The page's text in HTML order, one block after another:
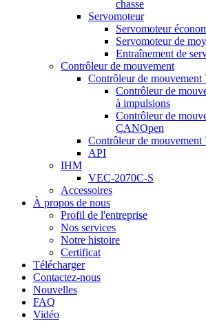
chasse
Servomoteur
Servomoteur
Servomoteur de
Entraînement de
Contrôleur de mouvement
Contrôleur de mouvement
Contrôleur de
à impulsions
Contrôleur de
CANOpen
Contrôleur de mouvement
API
IHM
VEC-2070C-S
Accessoires
À propos de nous
Profil de l'entreprise
Nos services
Notre histoire
Certificat
Télécharger
Contactez-nous
Nouvelles
FAQ
Vidéo